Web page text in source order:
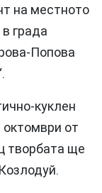
на местното
града
Попова
куклен
от
творбата ще